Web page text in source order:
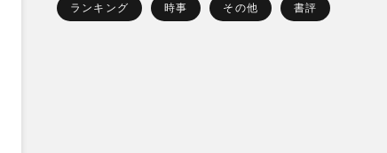
ランキング 時事 その他 書評